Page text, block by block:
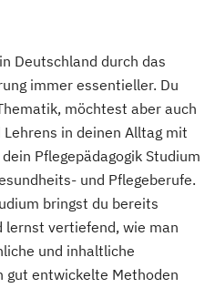
Deutschland durch das
immer essentieller. Du
möchtest aber auch
in deinen Alltag mit
Pflegepädagogik Studium
und Pflegeberufe.
bringst du bereits
lernst vertiefend, wie man
und inhaltliche
gut entwickelte Methoden